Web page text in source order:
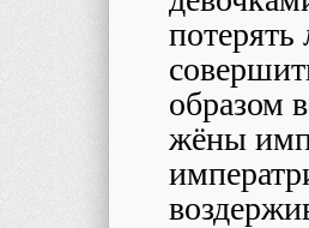
образом
жёны